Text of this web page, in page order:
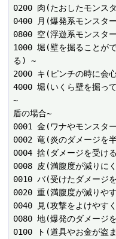
0200 肉(たおしたモンス
0400 月(爆発系モンスタ
0800 空(浮遊系モンスタ
1000 堀(壁を掘ることが
る) ~
2000 キ(ピンチの時に会
4000 堀(いくら壁を掘っ
~
盾の場合~
0001 金(ワナやモンスタ
0002 竜(炎のダメージを
0004 捨(ダメージを受け
0008 皮(満腹度が減りに
0010 バ(受けたダメージ
0020 重(満腹度が減りや
0040 見(攻撃をよけやす
0080 地(爆発のダメージ
0100 ト(道具やお金が盗